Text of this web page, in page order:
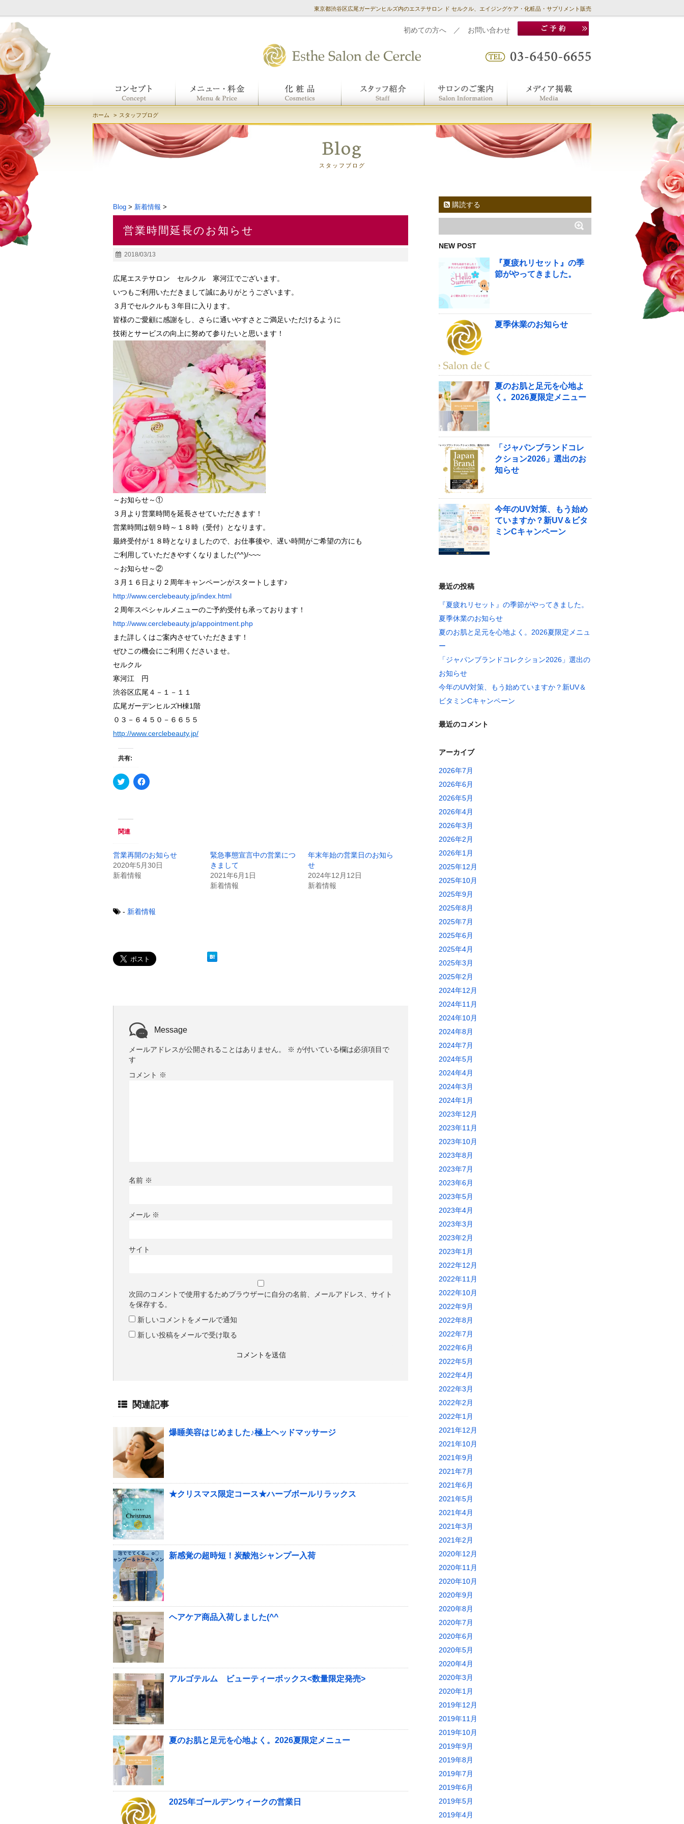
東京都渋谷区広尾ガーデンヒルズ内のエステサロン ド セルクル、エイジングケア・化粧品・サプリメント販売
初めての方へ ／ お問い合わせ
ホーム スタッフブログ
Blog
スタッフブログ
Blog > 新着情報 >
営業時間延長のお知らせ
2018/03/13
広尾エステサロン セルクル 寒河江でございます。
いつもご利用いただきまして誠にありがとうございます。
３月でセルクルも３年目に入ります。
皆様のご愛顧に感謝をし、さらに通いやすさとご満足いただけるように
技術とサービスの向上に努めて参りたいと思います！
～お知らせ～①
３月より営業時間を延長させていただきます！
営業時間は朝９時～１８時（受付）となります。
最終受付が１８時となりましたので、お仕事後や、遅い時間がご希望の方にも
ご利用していただきやすくなりました(^^)/~~~
～お知らせ～②
３月１６日より２周年キャンペーンがスタートします♪
http://www.cerclebeauty.jp/index.html
２周年スペシャルメニューのご予約受付も承っております！
http://www.cerclebeauty.jp/appointment.php
また詳しくはご案内させていただきます！
ぜひこの機会にご利用くださいませ。
セルクル
寒河江 円
渋谷区広尾４－１－１１
広尾ガーデンヒルズH棟1階
０３－６４５０－６６５５
http://www.cerclebeauty.jp/
共有:
ク
リ
T
w
i
e
r
で
共
有
い
ウ
開
き
ま
F
a
す
る
に
し
て
新
し
い
す
)
関連
営業再開のお知らせ
2020年5月30日
新着情報
緊急事態宣言中の営業につ
きまして
2021年6月1日
新着情報
年末年始の営業日のお知ら
せ
2024年12月12日
新着情報
- 新着情報
Message
メールアドレスが公開されることはありません。 ※ が付いている欄は必須項目で
す
コメント ※
名前 ※
メール ※
サイト
次回のコメントで使用するためブラウザーに自分の名前、メールアドレス、サイト
を保存する。
新しいコメントをメールで通知
新しい投稿をメールで受け取る
関連記事
爆睡美容はじめました♪極上ヘッドマッサージ
★クリスマス限定コース★ハーブボールリラックス
新感覚の超時短！炭酸泡シャンプー入荷
ヘアケア商品入荷しました(^^ゞ
アルゴテルム ビューティーボックス<数量限定発売>
夏のお肌と足元を心地よく。2026夏限定メニュー
2025年ゴールデンウィークの営業日
購読する
NEW POST
『夏疲れリセット』の季
節がやってきました。
夏季休業のお知らせ
夏のお肌と足元を心地よ
く。2026夏限定メニュー
「ジャパンブランドコレ
クション2026」選出のお
知らせ
今年のUV対策、もう始め
ていますか？新UV＆ビタ
ミンCキャンペーン
最近の投稿
『夏疲れリセット』の季節がやってきました。
夏季休業のお知らせ
夏のお肌と足元を心地よく。2026夏限定メニュ
ー
「ジャパンブランドコレクション2026」選出の
お知らせ
今年のUV対策、もう始めていますか？新UV＆
ビタミンCキャンペーン
最近のコメント
アーカイブ
2026年7月
2026年6月
2026年5月
2026年4月
2026年3月
2026年2月
2026年1月
2025年12月
2025年10月
2025年9月
2025年8月
2025年7月
2025年6月
2025年4月
2025年3月
2025年2月
2024年12月
2024年11月
2024年10月
2024年8月
2024年7月
2024年5月
2024年4月
2024年3月
2024年1月
2023年12月
2023年11月
2023年10月
2023年8月
2023年7月
2023年6月
2023年5月
2023年4月
2023年3月
2023年2月
2023年1月
2022年12月
2022年11月
2022年10月
2022年9月
2022年8月
2022年7月
2022年6月
2022年5月
2022年4月
2022年3月
2022年2月
2022年1月
2021年12月
2021年10月
2021年9月
2021年7月
2021年6月
2021年5月
2021年4月
2021年3月
2021年2月
2020年12月
2020年11月
2020年10月
2020年9月
2020年8月
2020年7月
2020年6月
2020年5月
2020年4月
2020年3月
2020年1月
2019年12月
2019年11月
2019年10月
2019年9月
2019年8月
2019年7月
2019年6月
2019年5月
2019年4月